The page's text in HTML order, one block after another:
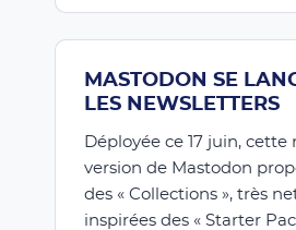
MASTODON SE
LES NEWSLETTERS
Déployée ce 17 juin, cette
version de Mastodon
des « Collections », très
inspirées des « Starter